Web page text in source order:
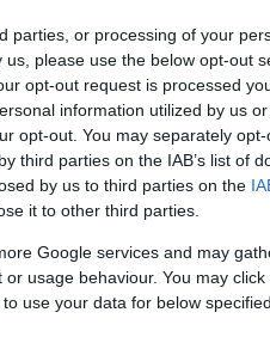
parties, or processing of your
please use the below opt-out
opt-out request is processed
information utilized by us
opt-out. You may separately
third parties on the IAB’s list of
by us to third parties on the
it to other third parties.
Google services and may
usage behaviour. You may
use your data for below
jelent az 5. blokk új
a felülvizsgálat
logisztikai bázis út-
fejlesztése